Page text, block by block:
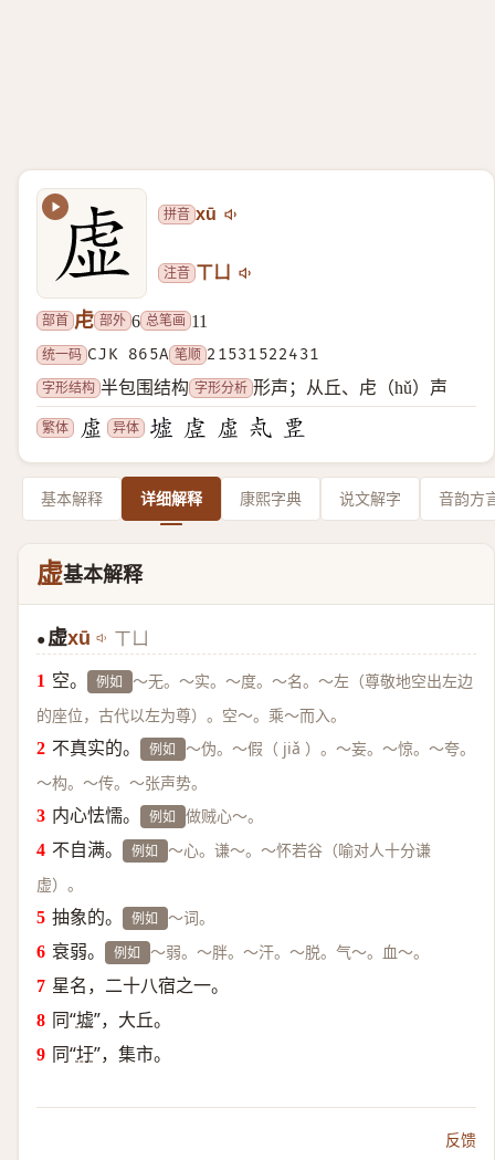
拼音 xū
注音 ㄒㄩ
部首 虍 部外 6 总笔画 11
统一码 CJK 865A 笔顺 21531522431
字形结构 半包围结构 字形分析 形声；从丘、虍（hǔ）声
繁体 异体
基本解释 详细解释 康熙字典 说文解字 音韵方
虚基本解释
● 虚xū ㄒㄩ
空。 例如 ～无。～实。～度。～名。～左（尊敬地空出左边
的座位，古代以左为尊）。空～。乘～而入。
不真实的。 例如 ～伪。～假（ jiǎ ）。～妄。～惊。～夸。
～构。～传。～张声势。
内心怯懦。 例如 做贼心～。
不自满。 例如 ～心。谦～。～怀若谷（喻对人十分谦
虚）。
抽象的。 例如 ～词。
衰弱。 例如 ～弱。～胖。～汗。～脱。气～。血～。
星名，二十八宿之一。
同“墟”，大丘。
同“圩”，集市。
反馈